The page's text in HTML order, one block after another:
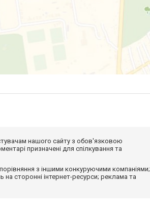
нашого сайту з обов'язковою
призначені для спілкування та
з іншими конкуруючими компаніями;
на сторонні інтернет-ресурси; реклама та